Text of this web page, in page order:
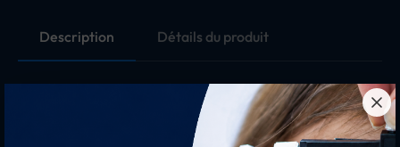
Description Détails du produit
Perceurs Ø1,2 pour PO-102